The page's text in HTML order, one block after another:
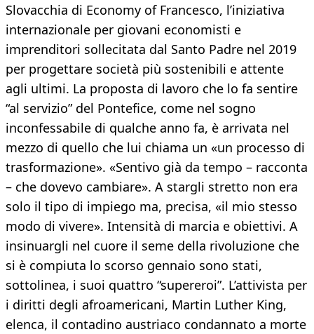
Slovacchia di Economy of Francesco, l’iniziativa
internazionale per giovani economisti e
imprenditori sollecitata dal Santo Padre nel 2019
per progettare società più sostenibili e attente
agli ultimi. La proposta di lavoro che lo fa sentire
“al servizio” del Pontefice, come nel sogno
inconfessabile di qualche anno fa, è arrivata nel
mezzo di quello che lui chiama un «un processo di
trasformazione». «Sentivo già da tempo – racconta
– che dovevo cambiare». A stargli stretto non era
solo il tipo di impiego ma, precisa, «il mio stesso
modo di vivere». Intensità di marcia e obiettivi. A
insinuargli nel cuore il seme della rivoluzione che
si è compiuta lo scorso gennaio sono stati,
sottolinea, i suoi quattro “supereroi”. L’attivista per
i diritti degli afroamericani, Martin Luther King,
elenca, il contadino austriaco condannato a morte